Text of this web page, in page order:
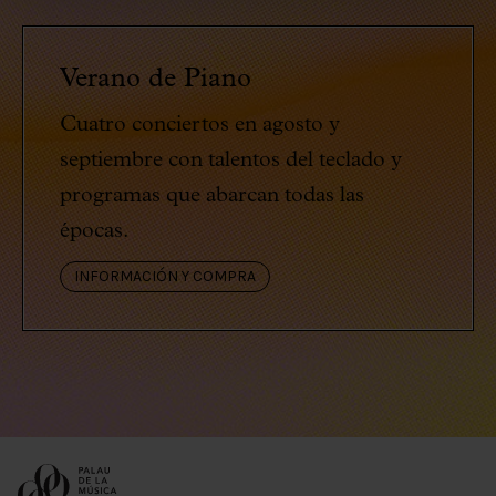
Verano de Piano
Cuatro conciertos en agosto y
septiembre con talentos del teclado y
programas que abarcan todas las
épocas.
INFORMACIÓN Y COMPRA